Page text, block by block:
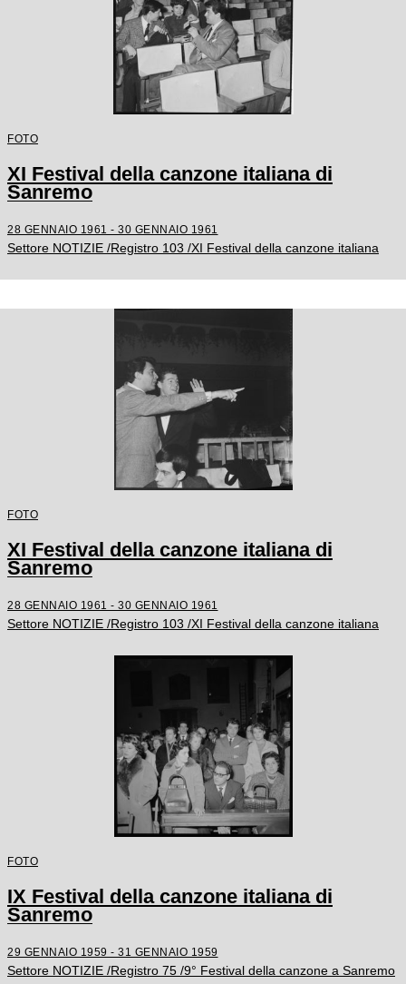
FOTO
XI Festival della canzone italiana di
Sanremo
28 GENNAIO 1961 - 30 GENNAIO 1961
Settore NOTIZIE /Registro 103 /XI Festival della canzone italiana
FOTO
XI Festival della canzone italiana di
Sanremo
28 GENNAIO 1961 - 30 GENNAIO 1961
Settore NOTIZIE /Registro 103 /XI Festival della canzone italiana
FOTO
IX Festival della canzone italiana di
Sanremo
29 GENNAIO 1959 - 31 GENNAIO 1959
Settore NOTIZIE /Registro 75 /9° Festival della canzone a Sanremo